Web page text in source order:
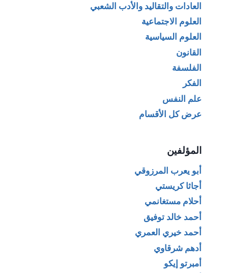
العادات والتقاليد والأدب الشعبي
العلوم الاجتماعية
العلوم السياسية
القانون
الفلسفة
الفكر
علم النفس
عرض كل الأقسام
المؤلفين
أبو يعرب المرزوقي
أجاثا كريستي
أحلام مستغانمي
أحمد خالد توفيق
أحمد خيري العمري
أدهم شرقاوي
أمبرتو إيكو